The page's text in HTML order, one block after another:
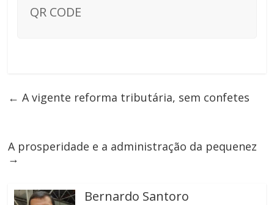
QR CODE
← A vigente reforma tributária, sem confetes
A prosperidade e a administração da pequenez
→
Bernardo Santoro